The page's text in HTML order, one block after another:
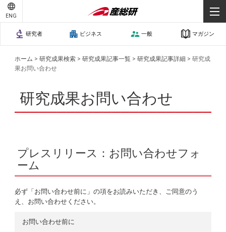
ENG
研究者 ビジネス 一般 マガジン
ホーム >研究成果検索 >研究成果記事一覧 >研究成果記事詳細 >研究成
果お問い合わせ
研究成果お問い合わせ
プレスリリース：お問い合わせフォ
ーム
必ず「お問い合わせ前に」の項をお読みいただき、ご同意のう
え、お問い合わせください。
お問い合わせ前に